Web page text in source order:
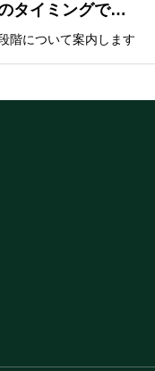
販売価格やプリントサイズはどのタイミングで設定できますか？
階について案内します